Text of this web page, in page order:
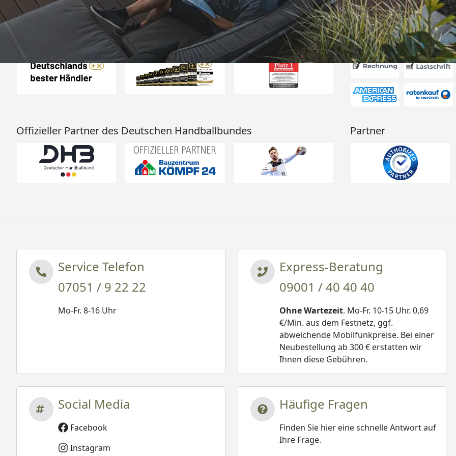
Auszeichnungen Akzeptierte
Offizieller Partner des Deutschen Handballbundes Partner
Service Telefon
07051 / 9 22 22
Mo-Fr. 8-16 Uhr
Express-Beratung
09001 / 40 40 40
Ohne Wartezeit. Mo-Fr. 10-15 Uhr. 0,69
€/Min. aus dem Festnetz, ggf.
abweichende Mobilfunkpreise. Bei einer
Neubestellung ab 300 € erstatten wir
Ihnen diese Gebühren.
Social Media
Facebook
Instagram
Häufige Fragen
Finden Sie hier eine schnelle Antwort auf
Ihre Frage.